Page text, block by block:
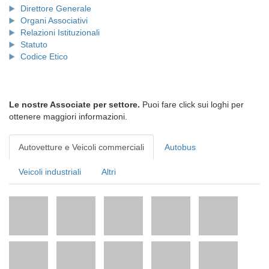
Direttore Generale
Organi Associativi
Relazioni Istituzionali
Statuto
Codice Etico
Le nostre Associate per settore. Puoi fare click sui loghi per
ottenere maggiori informazioni.
Autovetture e Veicoli commerciali Autobus
Veicoli industriali Altri